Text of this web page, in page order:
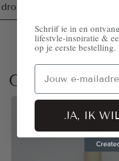
droge huid?
Meer vragen?
Ook iets voor
Schrijf je in en
lifestyle-inspiratie &
op je eerste bestelling.
Email
JA, IK